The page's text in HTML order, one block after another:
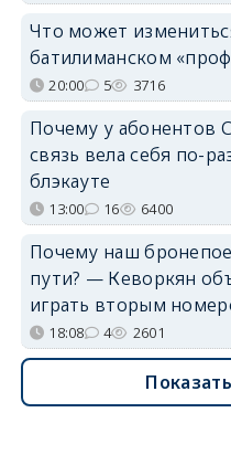
Что может
батилиманском
20:00 5 3716
Почему у абонентов
связь вела себя по-
блэкауте
13:00 16 6400
Почему наш
пути? — Кеворкян
играть вторым
18:08 4 2601